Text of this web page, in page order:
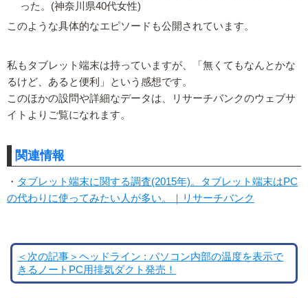
った。(神奈川県40代女性)
このような具体的なエピソードも公開されています。
私もタブレット端末は持っていますが、「無くてもなんとかな
るけど、あると便利」という感想です。
このほかの設問や詳細なデータは、リサーチバンクのウェブサ
イトよりご覧になれます。
関連情報
・ タブレット端末に関する調査(2015年)。タブレット端末はPC
の代わりに使ってみたい人が多い。｜リサーチバンク
＜次の記事＞ヘッドライン : パソコン内部の温度を表示で
きるノートPC用排気ダクト発売！